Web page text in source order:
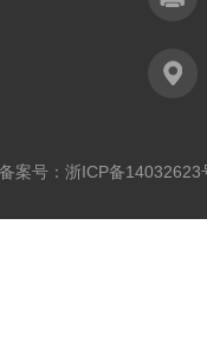
案号： 浙ICP备14032623